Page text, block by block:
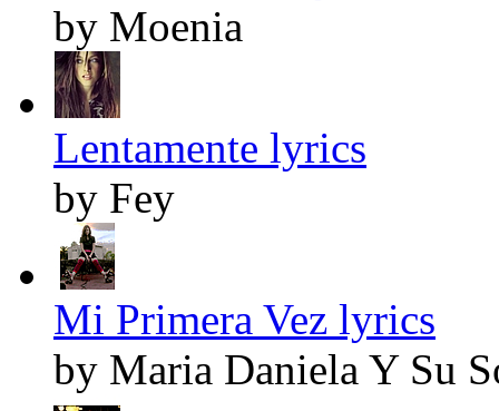
by Moenia
Lentamente lyrics
by Fey
Mi Primera Vez lyrics
by Maria Daniela Y Su